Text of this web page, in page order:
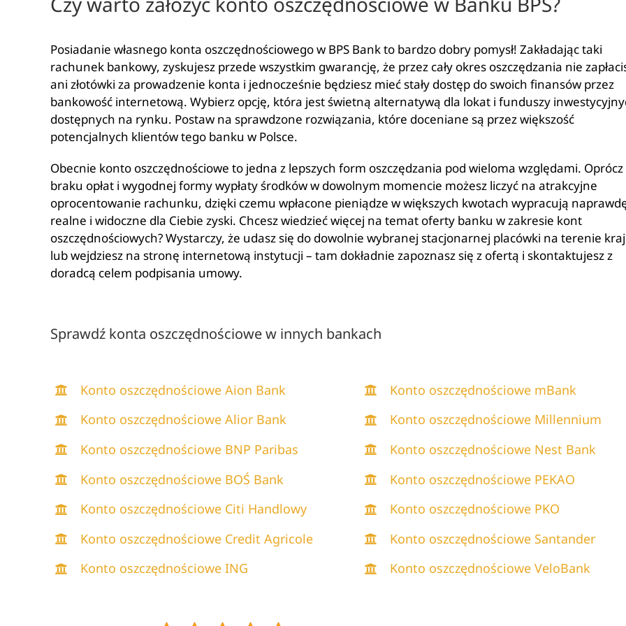
Posiadanie własnego konta oszczędnościowego w BPS Bank to bardzo dobry pomysł! Zakładając taki
rachunek bankowy, zyskujesz przede wszystkim gwarancję, że przez cały okres oszczędzania nie
ani złotówki za prowadzenie konta i jednocześnie będziesz mieć stały dostęp do swoich finansów przez
bankowość internetową. Wybierz opcję, która jest świetną alternatywą dla lokat i funduszy
dostępnych na rynku. Postaw na sprawdzone rozwiązania, które doceniane są przez większość
potencjalnych klientów tego banku w Polsce.
Obecnie konto oszczędnościowe to jedna z lepszych form oszczędzania pod wieloma względami. Oprócz
braku opłat i wygodnej formy wypłaty środków w dowolnym momencie możesz liczyć na atrakcyjne
oprocentowanie rachunku, dzięki czemu wpłacone pieniądze w większych kwotach wypracują
realne i widoczne dla Ciebie zyski. Chcesz wiedzieć więcej na temat oferty banku w zakresie kont
oszczędnościowych? Wystarczy, że udasz się do dowolnie wybranej stacjonarnej placówki na terenie
lub wejdziesz na stronę internetową instytucji – tam dokładnie zapoznasz się z ofertą i skontaktujesz z
doradcą celem podpisania umowy.
Sprawdź konta oszczędnościowe w innych bankach
Konto oszczędnościowe Aion Bank
Konto oszczędnościowe Alior Bank
Konto oszczędnościowe BNP Paribas
Konto oszczędnościowe BOŚ Bank
Konto oszczędnościowe Citi Handlowy
Konto oszczędnościowe Credit Agricole
Konto oszczędnościowe ING
Konto oszczędnościowe mBank
Konto oszczędnościowe Millennium
Konto oszczędnościowe Nest Bank
Konto oszczędnościowe PEKAO
Konto oszczędnościowe PKO
Konto oszczędnościowe Santander
Konto oszczędnościowe VeloBank